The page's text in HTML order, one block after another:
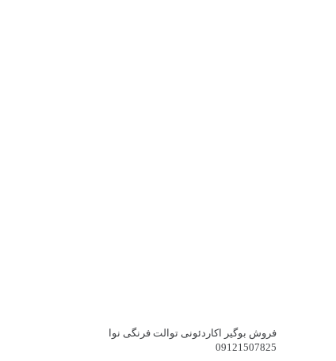
فروش بوگیر اکاردئونی توالت فرنگی نوا
09121507825